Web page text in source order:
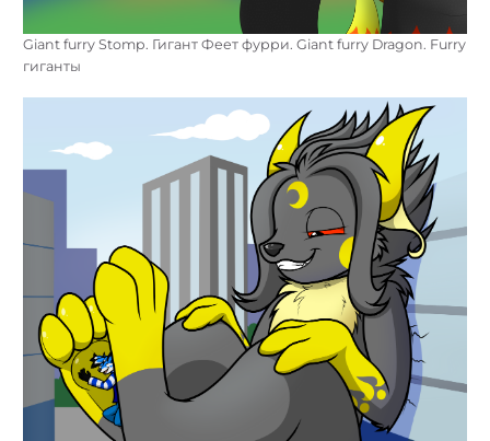
Giant furry Stomp. Гигант Феет фурри. Giant furry Dragon. Furry
гиганты